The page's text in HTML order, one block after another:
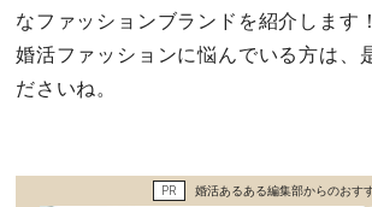
カルチャー・トレンド・芸能
驚き
なファッションブランドを紹介します！
婚活ファッションに悩んでいる方は、
ださいね。
PR 婚活あるある編集部からのおす